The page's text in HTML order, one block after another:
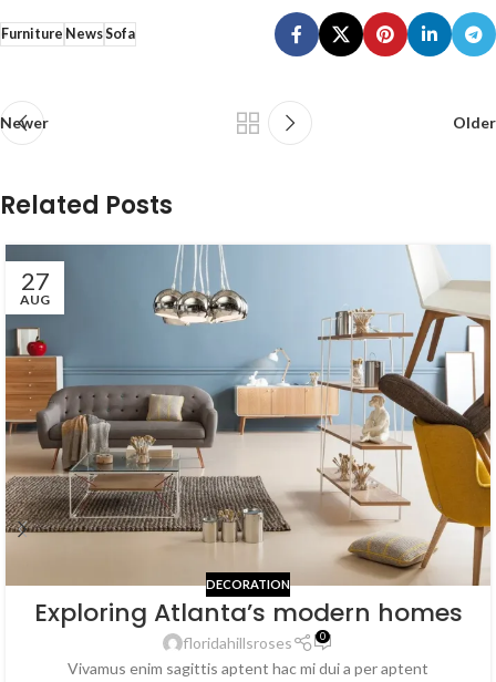
Furniture NewsSofa
Newer Older
Related Posts
27
AUG
DECORATION
Exploring Atlanta’s modern homes
floridahillsroses 0
Vivamus enim sagittis aptent hac mi dui a per aptent